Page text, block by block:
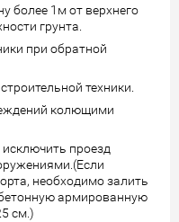
более 1м от верхнего
грунта.
при обратной
техники.
колющими
проезд
необходимо залить
армированную
см.)